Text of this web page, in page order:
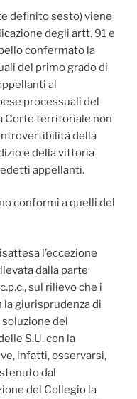
definito sesto) viene
degli artt. 91 e
confermato la
del primo grado di
al
processuali del
Corte territoriale non
della
e della vittoria
appellanti.
conformi a quelli del
l’eccezione
dalla parte
sul rilievo che i
giurisprudenza di
del
S.U. con la
infatti, osservarsi,
dal
del Collegio la